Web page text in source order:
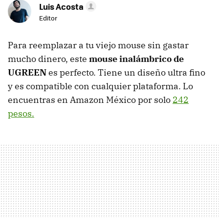
Luis Acosta
Editor
Para reemplazar a tu viejo mouse sin gastar
mucho dinero, este mouse inalámbrico de
UGREENes perfecto. Tiene un diseño ultra fino
y es compatible con cualquier plataforma. Lo
encuentras en Amazon México por solo 242
pesos.